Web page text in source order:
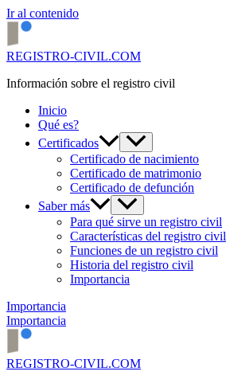
Ir al contenido
REGISTRO-CIVIL.COM
Información sobre el registro civil
Inicio
Qué es?
Certificados
Certificado de nacimiento
Certificado de matrimonio
Certificado de defunción
Saber más
Para qué sirve un registro civil
Características del registro civil
Funciones de un registro civil
Historia del registro civil
Importancia
Importancia
Importancia
REGISTRO-CIVIL.COM